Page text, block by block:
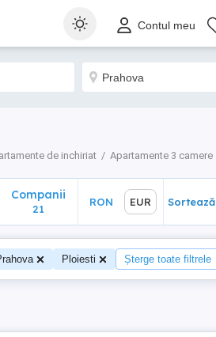
Contul meu
de inchiriat Apartamente 3 camere
RON EUR Sortează
Companii
21
RON EUR Sortează
Ploiesti Șterge toate filtrele